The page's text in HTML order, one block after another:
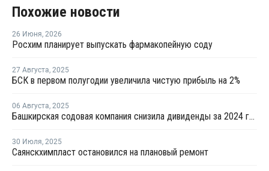
Похожие новости
26 Июня, 2026
Росхим планирует выпускать фармакопейную соду
27 Августа, 2025
БСК в первом полугодии увеличила чистую прибыль на 2%
06 Августа, 2025
Башкирская содовая компания снизила дивиденды за 2024 год на 39%
30 Июля, 2025
Саянскхимпласт остановился на плановый ремонт